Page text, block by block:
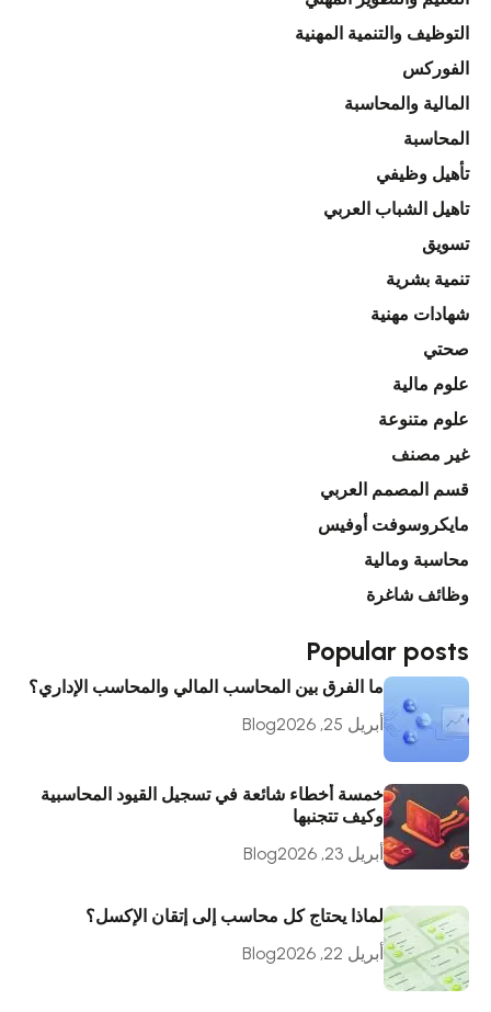
التوظيف والتنمية المهنية
الفوركس
المالية والمحاسبة
المحاسبة
تأهيل وظيفي
تاهيل الشباب العربي
تسويق
تنمية بشرية
شهادات مهنية
صحتي
علوم مالية
علوم متنوعة
غير مصنف
قسم المصمم العربي
مايكروسوفت أوفيس
محاسبة ومالية
وظائف شاغرة
Popular posts
ما الفرق بين المحاسب المالي والمحاسب الإداري؟
أبريل 25, 2026
Blog
خمسة أخطاء شائعة في تسجيل القيود المحاسبية
وكيف تتجنبها
أبريل 23, 2026
Blog
لماذا يحتاج كل محاسب إلى إتقان الإكسل؟
أبريل 22, 2026
Blog